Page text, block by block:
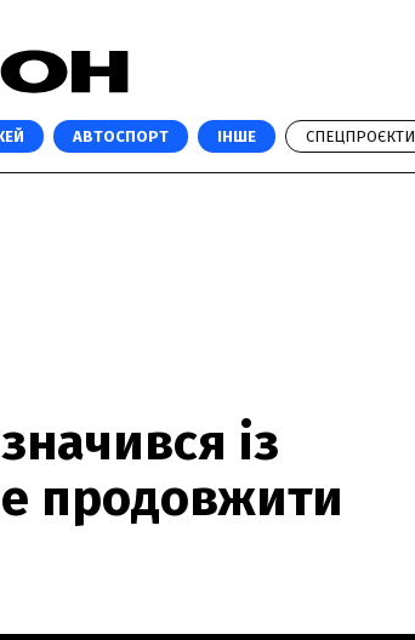
АВТОСПОРТ ІНШЕ СПЕЦПРОЄКТИ
із
продовжити